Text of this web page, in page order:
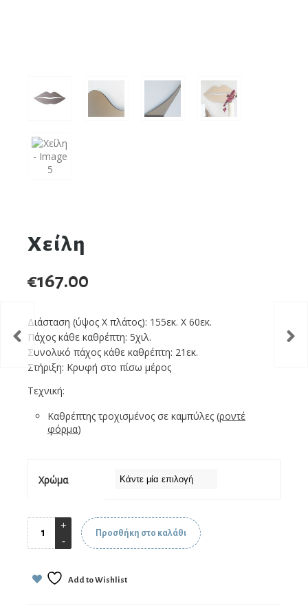
Χείλη
€167.00
Διάσταση (ύψος Χ πλάτος): 155εκ. Χ 60εκ.
Πάχος κάθε καθρέπτη: 5χιλ.
Συνολικό πάχος κάθε καθρέπτη: 21εκ.
Στήριξη: Κρυφή στο πίσω μέρος
Τεχνική:
Καθρέπτης τροχισμένος σε καμπύλες (ροντέ
φόρμα)
Χρώμα
Προσθήκη στο καλάθι
Add to Wishlist